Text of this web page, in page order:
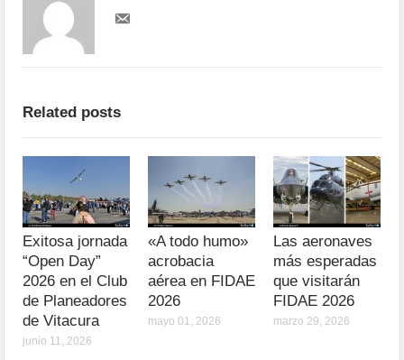
Related posts
Exitosa jornada
“Open Day”
2026 en el Club
de Planeadores
de Vitacura
junio 11, 2026
«A todo humo»
acrobacia
aérea en FIDAE
2026
mayo 01, 2026
Las aeronaves
más esperadas
que visitarán
FIDAE 2026
marzo 29, 2026